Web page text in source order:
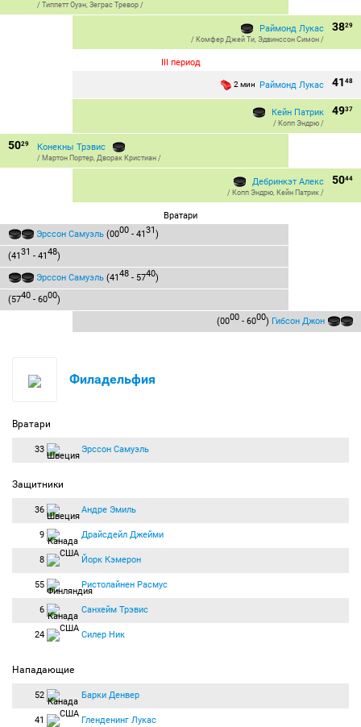
/ Типпетт Оуэн, Зеграс Тревор /
3829
Раймонд Лукас
/ Комфер Джей Ти, Эдвинссон Симон /
III период
41 48
2 мин Раймонд Лукас
4937
Кейн Патрик
/ Копп Эндрю /
5029 Конекны Трэвис
/ Мартон Портер, Дворак Кристиан /
5044
Дебринкэт Алекс
/ Копп Эндрю, Кейн Патрик /
Вратари
Эрссон Самуэль (0000 - 4131)
(4131 - 4148)
Эрссон Самуэль (4148 - 5740)
(5740 - 6000)
(0000 - 6000) Гибсон Джон
Филадельфия
Вратари
33 Эрссон Самуэль
Защитники
36 Андре Эмиль
9 Драйсдейл Джейми
8 Йорк Кэмерон
55 Ристолайнен Расмус
6 Санхейм Трэвис
24 Силер Ник
Нападающие
52 Барки Денвер
41 Гленденинг Лукас